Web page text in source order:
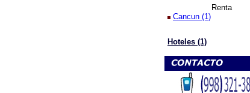
Renta
Cancun (1)
Hoteles (1)